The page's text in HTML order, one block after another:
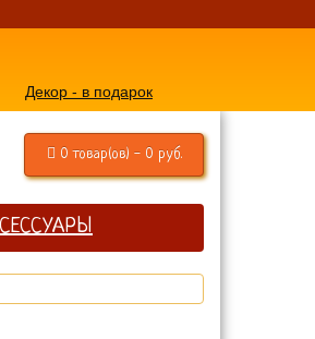
Декор - в подарок
0 товар(ов) - 0 руб.